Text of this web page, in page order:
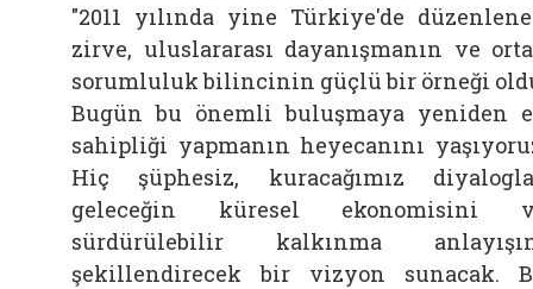
"2011 yılında yine Türkiye'de
zirve, uluslararası dayanışmanın ve
sorumluluk bilincinin güçlü bir örneği
Bugün bu önemli buluşmaya yeniden
sahipliği yapmanın heyecanını
Hiç şüphesiz, kuracağımız
geleceğin küresel ekonomisini
sürdürülebilir kalkınma
şekillendirecek bir vizyon sunacak.